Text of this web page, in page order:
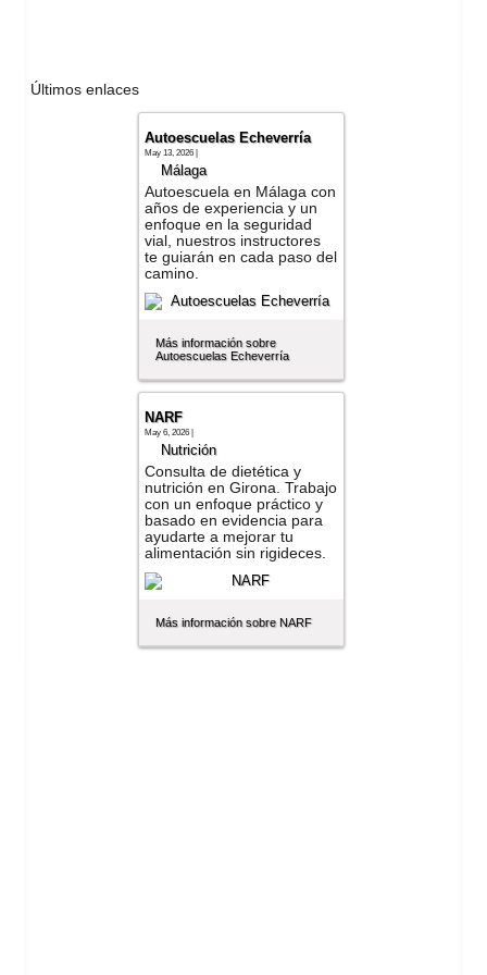
Últimos enlaces
Autoescuelas Echeverría
May 13, 2026 |
Málaga
Autoescuela en Málaga con
años de experiencia y un
enfoque en la seguridad
vial, nuestros instructores
te guiarán en cada paso del
camino.
Más información sobre
Autoescuelas Echeverría
NARF
May 6, 2026 |
Nutrición
Consulta de dietética y
nutrición en Girona. Trabajo
con un enfoque práctico y
basado en evidencia para
ayudarte a mejorar tu
alimentación sin rigideces.
Más información sobre NARF